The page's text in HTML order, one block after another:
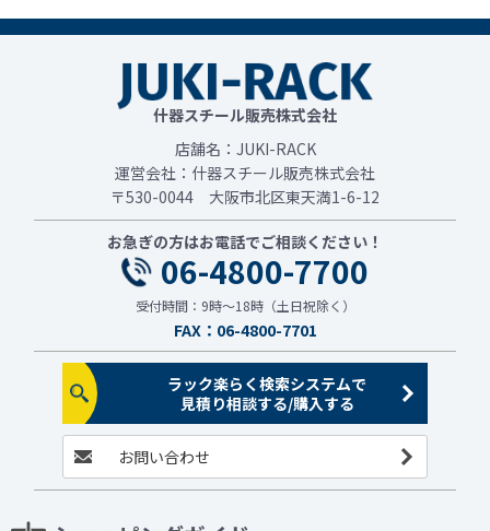
什器スチール販売株式会社
店舗名：JUKI-RACK
運営会社：什器スチール販売株式会社
〒530-0044 大阪市北区東天満1-6-12
お急ぎの方はお電話でご相談ください！
06-4800-7700
受付時間：9時～18時（土日祝除く）
FAX：06-4800-7701
ラック楽らく検索システムで
見積り相談する/購入する
お問い合わせ